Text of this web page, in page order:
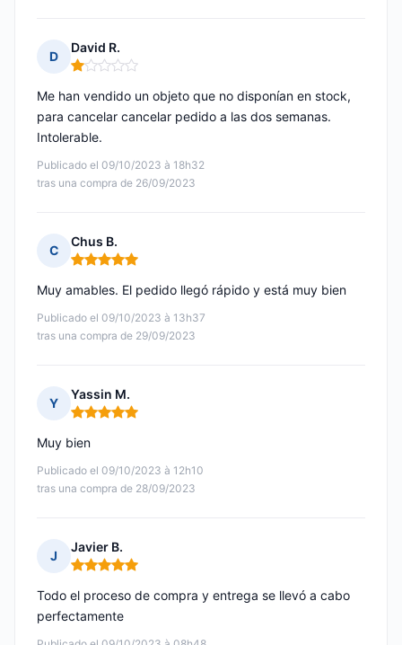
D
David R.
Nota: 1 de 5
Publicado el 09/10/2023 à 18h32
tras una compra de 26/09/2023
Me han vendido un objeto que no disponían en stock,
para cancelar cancelar pedido a las dos semanas.
Intolerable.
C
Chus B.
Nota: 5 de 5
Publicado el 09/10/2023 à 13h37
tras una compra de 29/09/2023
Muy amables. El pedido llegó rápido y está muy bien
Y
Yassin M.
Nota: 5 de 5
Publicado el 09/10/2023 à 12h10
tras una compra de 28/09/2023
Muy bien
J
Javier B.
Nota: 5 de 5
Todo el proceso de compra y entrega se llevó a cabo
perfectamente